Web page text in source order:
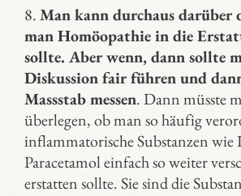
8.Man kann durchaus darüber
man Homöopathie in die
sollte. Aber wenn, dann sollte
Diskussion fair führen und
Massstab messen. Dann müsste
überlegen, ob man so häufig
inflammatorische Substanzen
Paracetamol einfach so weiter
erstatten sollte. Sie sind die